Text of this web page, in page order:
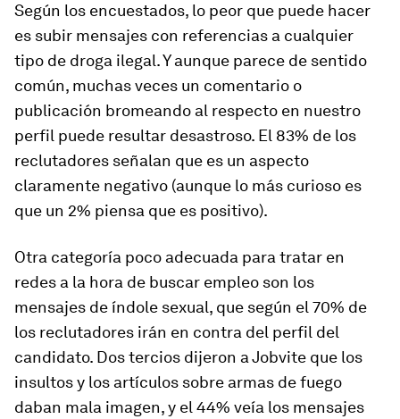
Según los encuestados, lo peor que puede hacer
es subir mensajes con referencias a cualquier
tipo de droga ilegal. Y aunque parece de sentido
común, muchas veces un comentario o
publicación bromeando al respecto en nuestro
perfil puede resultar desastroso. El 83% de los
reclutadores señalan que es un aspecto
claramente negativo (aunque lo más curioso es
que un 2% piensa que es positivo).
Otra categoría poco adecuada para tratar en
redes a la hora de buscar empleo son los
mensajes de índole sexual, que según el 70% de
los reclutadores irán en contra del perfil del
candidato. Dos tercios dijeron a Jobvite que los
insultos y los artículos sobre armas de fuego
daban mala imagen, y el 44% veía los mensajes